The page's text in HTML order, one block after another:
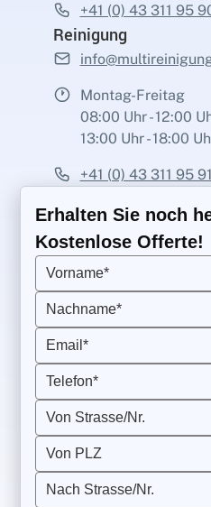
+41 (0) 43 311 95
Reinigung
Montag-Freitag
08:00 Uhr - 12:00
13:00 Uhr - 18:00
+41 (0) 43 311 95 91
Erhalten Sie noch
Kostenlose Offerte!
Vorname*
Nachname*
Email*
Telefon*
Von Strasse/Nr.
Von PLZ
Nach Strasse/Nr.